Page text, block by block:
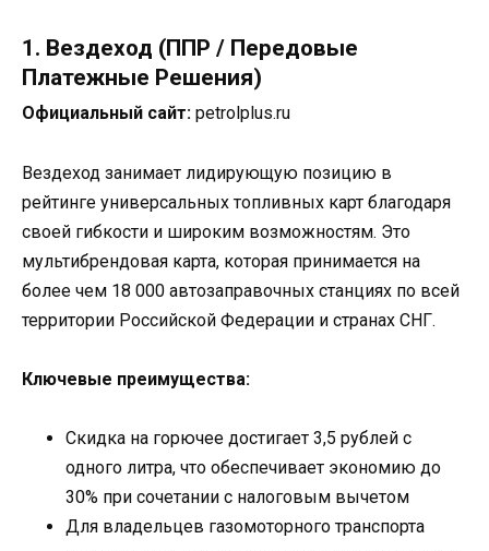
1. Вездеход (ППР / Передовые
Платежные Решения)
Официальный сайт: petrolplus.ru
Вездеход занимает лидирующую позицию в
рейтинге универсальных топливных карт благодаря
своей гибкости и широким возможностям. Это
мультибрендовая карта, которая принимается на
более чем 18 000 автозаправочных станциях по всей
территории Российской Федерации и странах СНГ.
Ключевые преимущества:
Скидка на горючее достигает 3,5 рублей с
одного литра, что обеспечивает экономию до
30% при сочетании с налоговым вычетом
Для владельцев газомоторного транспорта